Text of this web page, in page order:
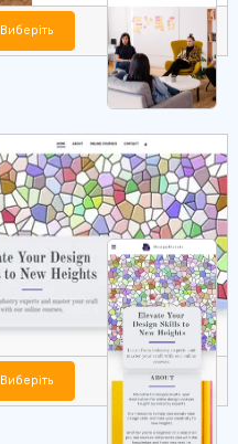
Виберіть
Виберіть